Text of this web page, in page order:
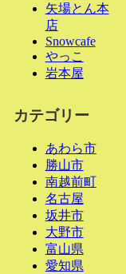
矢場とん本
店
Snowcafe
やっこ
岩本屋
カテゴリー
あわら市
勝山市
南越前町
名古屋
坂井市
大野市
富山県
愛知県